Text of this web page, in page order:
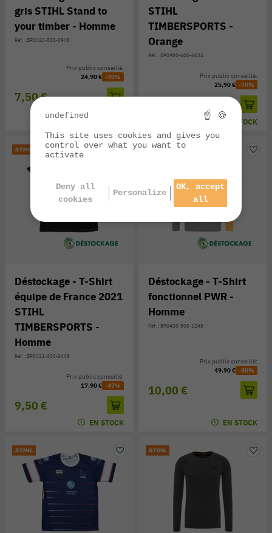
gris STIHL Stand to
your timber - Homme
Réf. : BP0420-500-0948
7,50 €
Prix public conseillé:
24,90 € -70%
STIHL
TIMBERSPORTS -
Orange
Réf. : BP0980-600-6034
Prix public conseillé:
25,90 € -70%
EN STOCK
Déstockage - T-Shirt
équipe de France 2021
STIHL
TIMBERSPORTS -
Homme
Réf. : BP0421-300-0448
9,50 €
Prix public conseillé:
17,90 € -47%
EN STOCK
Déstockage - T-Shirt
fonctionnel PWR -
Homme
Réf. : BP0420-500-1248
10,00 €
Prix public conseillé:
49,90 € -80%
EN STOCK
undefined ☝ 🍪
This site uses cookies and gives you
control over what you want to
activate
Deny all
cookies
Personalize
OK, accept
all